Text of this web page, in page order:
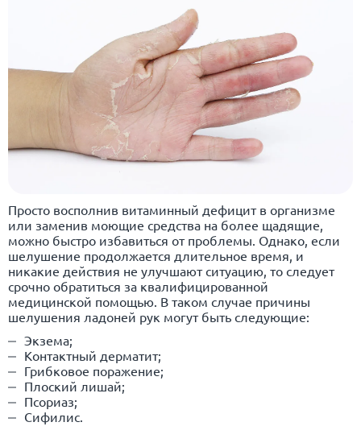
Просто восполнив витаминный дефицит в организме
или заменив моющие средства на более щадящие,
можно быстро избавиться от проблемы. Однако, если
шелушение продолжается длительное время, и
никакие действия не улучшают ситуацию, то следует
срочно обратиться за квалифицированной
медицинской помощью. В таком случае причины
шелушения ладоней рук могут быть следующие:
Экзема;
Контактный дерматит;
Грибковое поражение;
Плоский лишай;
Псориаз;
Сифилис.